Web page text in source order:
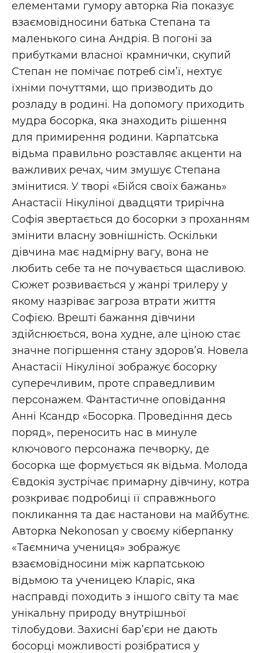
елементами гумору авторка Rіа показує
взаємовідносини батька Степана та
маленького сина Андрія. В погоні за
прибутками власної крамнички, скупий
Степан не помічає потреб сім’ї, нехтує
їхніми почуттями, що призводить до
розладу в родині. На допомогу приходить
мудра босорка, яка знаходить рішення
для примирення родини. Карпатська
відьма правильно розставляє акценти на
важливих речах, чим змушує Степана
змінитися. У творі «Бійся своїх бажань»
Анастасії Нікуліної двадцяти трирічна
Софія звертається до босорки з проханням
змінити власну зовнішність. Оскільки
дівчина має надмірну вагу, вона не
любить себе та не почувається щасливою.
Сюжет розвивається у жанрі трилеру у
якому назріває загроза втрати життя
Софією. Врешті бажання дівчини
здійснюється, вона худне, але ціною стає
значне погіршення стану здоров’я. Новела
Анастасії Нікуліної зображує босорку
суперечливим, проте справедливим
персонажем. Фантастичне оповідання
Анні Ксандр «Босорка. Проведіння десь
поряд», переносить нас в минуле
ключового персонажа печворку, де
босорка ще формується як відьма. Молода
Євдокія зустрічає примарну дівчину, котра
розкриває подробиці її справжнього
покликання та дає настанови на майбутнє.
Авторка Nekonosan у своєму кіберпанку
«Таємнича учениця» зображує
взаємовідносини між карпатською
відьмою та ученицею Кларіс, яка
насправді походить з іншого світу та має
унікальну природу внутрішньої
тілобудови. Захисні бар’єри не дають
босорці можливості розібратися у